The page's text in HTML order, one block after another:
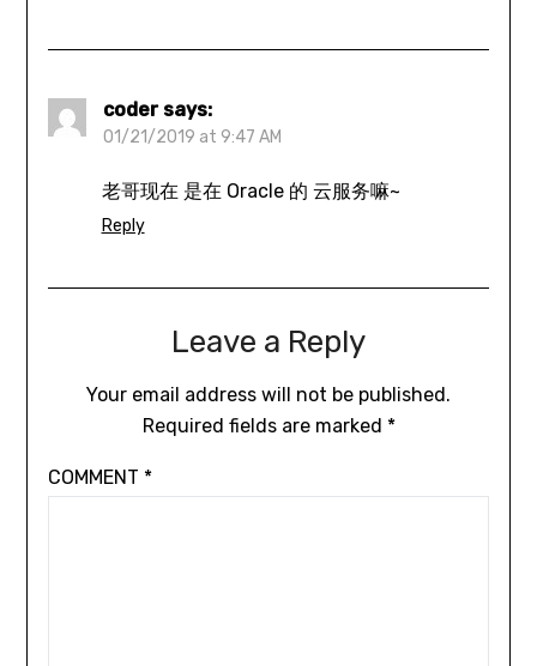
coder says:
01/21/2019 at 9:47 AM
老哥现在 是在 Oracle 的 云服务嘛~
Reply
Leave a Reply
Your email address will not be published.
Required fields are marked *
COMMENT *